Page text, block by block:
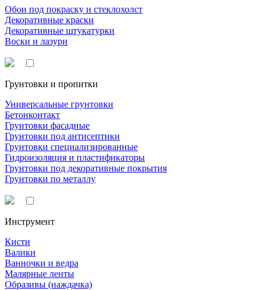
Обои под покраску и стеклохолст
Декоративные краски
Декоративные штукатурки
Воски и лазури
Грунтовки и пропитки
Универсальные грунтовки
Бетонконтакт
Грунтовки фасадные
Грунтовки под антисептики
Грунтовки специализированные
Гидроизоляция и пластификаторы
Грунтовки под декоративные покрытия
Грунтовки по металлу
Инструмент
Кисти
Валики
Ванночки и ведра
Малярные ленты
Образивы (наждачка)